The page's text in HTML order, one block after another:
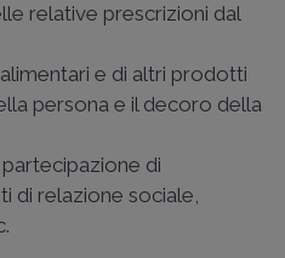
relative prescrizioni dal
e di altri prodotti
persona e il decoro della
di
di relazione sociale,